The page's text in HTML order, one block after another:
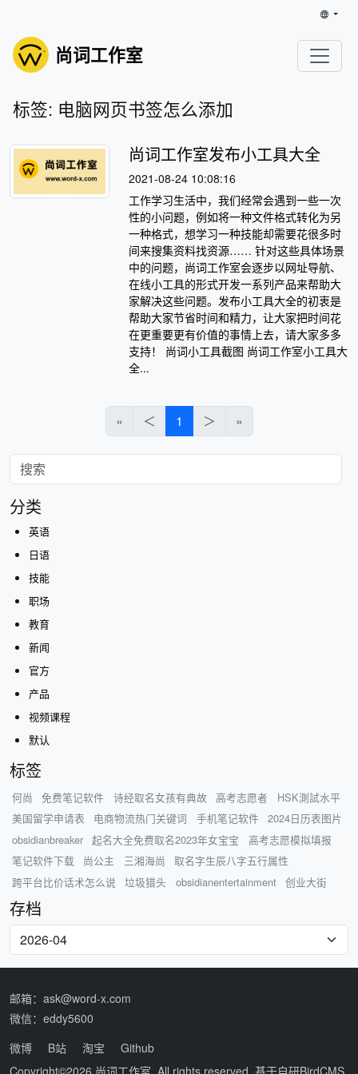
尚词工作室
标签: 电脑网页书签怎么添加
尚词工作室发布小工具大全
2021-08-24 10:08:16
工作学习生活中，我们经常会遇到一些一次
性的小问题，例如将一种文件格式转化为另
一种格式，想学习一种技能却需要花很多时
间来搜集资料找资源…… 针对这些具体场景
中的问题，尚词工作室会逐步以网址导航、
在线小工具的形式开发一系列产品来帮助大
家解决这些问题。发布小工具大全的初衷是
帮助大家节省时间和精力，让大家把时间花
在更重要更有价值的事情上去，请大家多多
支持！ 尚词小工具截图 尚词工作室小工具大
全...
« ＜ 1 ＞ »
分类
英语
日语
技能
职场
教育
新闻
官方
产品
视频课程
默认
标签
何尚 免费笔记软件 诗经取名女孩有典故 高考志愿者
HSK測試水平
美国留学申请表
电商物流热门关键词 手机笔记软件
2024日历表图片
obsidianbreaker
起名大全免费取名2023年女宝宝
高考志愿模拟填报
笔记软件下载
尚公主 三湘海尚
取名字生辰八字五行属性
跨平台比价话术怎么说
垃圾猎头 obsidianentertainment 创业大街
存档
邮箱：ask@word-x.com
微信：eddy5600
微博
B站 淘宝
Github
Copyright©2026 尚词工作室 . All rights reserved. 基于自研BirdCMS